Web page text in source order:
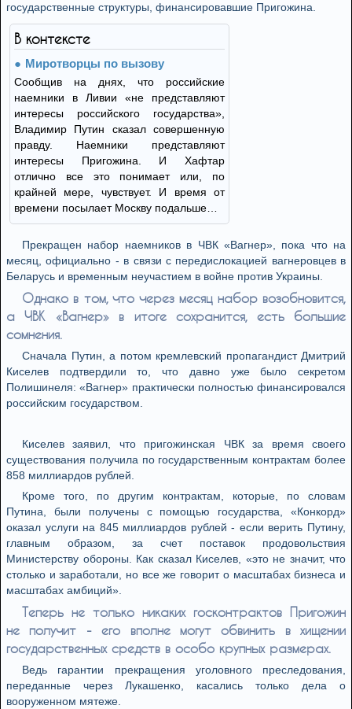
государственные структуры, финансировавшие Пригожина.
В контексте
Миротворцы по вызову
Сообщив на днях, что российские
наемники в Ливии «не представляют
интересы российского государства»,
Владимир Путин сказал совершенную
правду. Наемники представляют
интересы Пригожина. И Хафтар
отлично все это понимает или, по
крайней мере, чувствует. И время от
времени посылает Москву подальше…
Прекращен набор наемников в ЧВК «Вагнер», пока что на
месяц, официально - в связи с передислокацией вагнеровцев в
Беларусь и временным неучастием в войне против Украины.
Однако в том, что через месяц набор возобновится,
а ЧВК «Вагнер» в итоге сохранится, есть большие
сомнения.
Сначала Путин, а потом кремлевский пропагандист Дмитрий
Киселев подтвердили то, что давно уже было секретом
Полишинеля: «Вагнер» практически полностью финансировался
российским государством.
Киселев заявил, что пригожинская ЧВК за время своего
существования получила по государственным контрактам более
858 миллиардов рублей.
Кроме того, по другим контрактам, которые, по словам
Путина, были получены с помощью государства, «Конкорд»
оказал услуги на 845 миллиардов рублей - если верить Путину,
главным образом, за счет поставок продовольствия
Министерству обороны. Как сказал Киселев, «это не значит, что
столько и заработали, но все же говорит о масштабах бизнеса и
масштабах амбиций».
Теперь не только никаких госконтрактов Пригожин
не получит - его вполне могут обвинить в хищении
государственных средств в особо крупных размерах.
Ведь гарантии прекращения уголовного преследования,
переданные через Лукашенко, касались только дела о
вооруженном мятеже.